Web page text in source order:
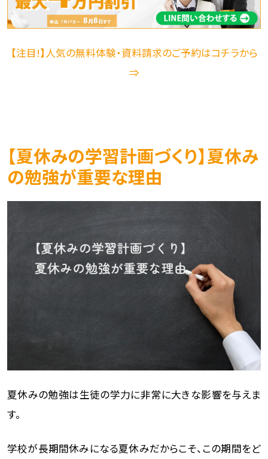
【注目!】人気の無料体験・資料請求のご予約はコチラから
⇒
【夏休みの学習計画づくり】夏休み
の勉強が重要な理由
夏休みの勉強は生徒の学力に非常に大きな影響を与えま
す。
学校が長期間休みになる夏休みだからこそ、この期間をど